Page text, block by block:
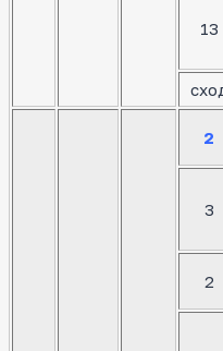
13
2
3
2